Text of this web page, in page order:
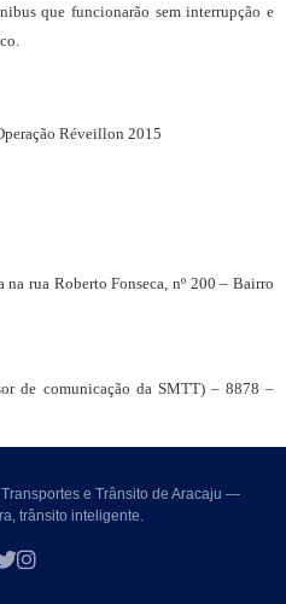
que funcionarão sem interrupção e
Réveillon 2015
rua Roberto Fonseca, nº 200 – Bairro
de comunicação da SMTT) – 8878 –
e Trânsito de Aracaju —
trânsito inteligente.